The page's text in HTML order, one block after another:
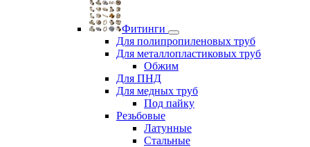
Фитинги
Для полипропиленовых труб
Для металлопластиковых труб
Обжим
Для ПНД
Для медных труб
Под пайку
Резьбовые
Латунные
Cтальные